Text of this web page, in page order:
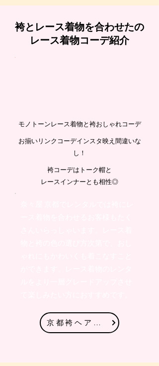
袴とレース着物を合わせたの
レース着物コーデ紹介
モノトーンレース着物と袴おしゃれコーデ
お揃いリンクコーデインスタ映え間違いな
し！
袴コーデはトーク帽と
レースインナーとも相性◎
京都袴ヘアセットプランを